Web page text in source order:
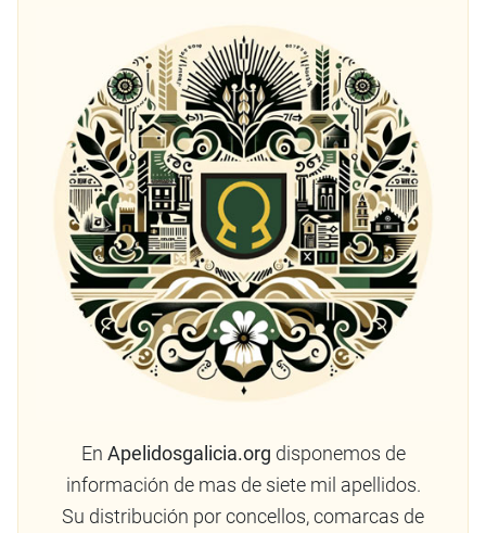
En Apelidosgalicia.org disponemos de
información de mas de siete mil apellidos.
Su distribución por concellos, comarcas de